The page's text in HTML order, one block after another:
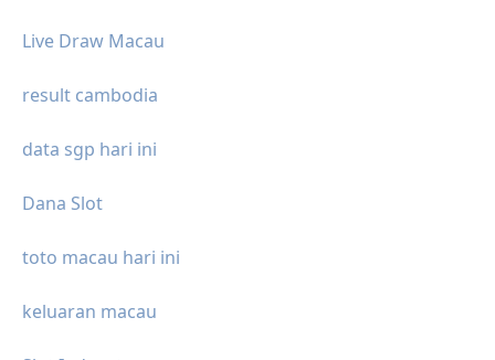
Live Draw Macau
result cambodia
data sgp hari ini
Dana Slot
toto macau hari ini
keluaran macau